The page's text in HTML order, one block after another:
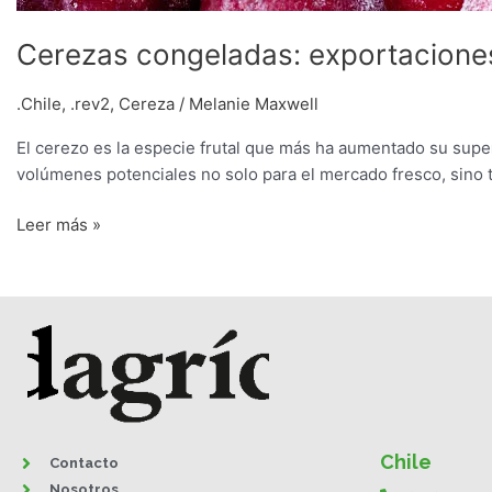
Cerezas congeladas:
.Chile, .rev2, Cereza / Melanie Maxwell
El cerezo es la especie frutal que más ha aumentado su
volúmenes potenciales no solo para el mercado fresco,
Leer más »
Contacto
Chile